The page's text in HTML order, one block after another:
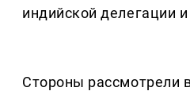
индийской делегации
Стороны рассмотрели